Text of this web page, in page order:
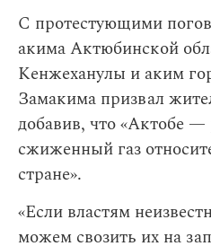
С протестующими
акима Актюбинской
Кенжеханулы и аким
Замакима призвал
добавив, что «Актобе —
сжиженный газ
стране».
«Если властям
можем свозить их на